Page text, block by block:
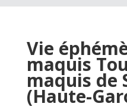
Vie
maquis
maquis de
(Haute-